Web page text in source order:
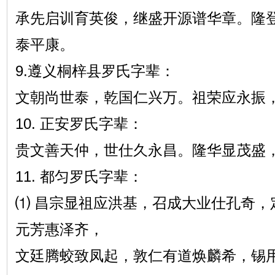
承先启训育英俊，继盛开源谱华章。隆
泰平康。
9.遵义桐梓县罗氏字辈：
文朝尚世泰，乾国仁兴万。祖荣应永振
10. 正安罗氏字辈：
贵文善天仲，世仕久永昌。隆华显茂盛
11. 都匀罗氏字辈：
⑴ 昌宗显祖应洪基，召成大业仕孔奇，
元芳惠泽齐，
文廷腾蛟致凤起，敦仁有道焕麟希，锡